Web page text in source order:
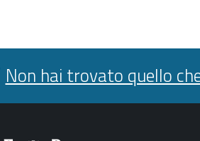
Non hai trovato quello